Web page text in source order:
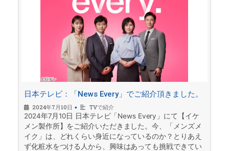
日本テレビ：「News Every」でご紹介頂きました。
2024年7月10日 • TVで紹介
2024年7月10日 日本テレビ「News Every」にて【イケ
メン製作所】をご紹介いただきました。今、「メンズメ
イク」は、どれくらい身近になっているのか？とりあえ
ず化粧水をつける人から、興味はあっても挑戦できてい